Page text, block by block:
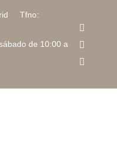
Tfno:
de 10:00 a